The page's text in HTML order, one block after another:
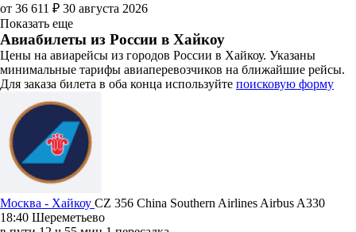
от 36 611 ₽ 30 августа 2026
Показать еще
Авиабилеты из России в Хайкоу
Цены на авиарейсы из городов России в Хайкоу. Указаны
минимальные тарифы авиаперевозчиков на ближайшие рейсы.
Для заказа билета в оба конца используйте поисковую форму
Москва - Хайкоу CZ 356 China Southern Airlines Airbus A330
18:40 Шереметьево